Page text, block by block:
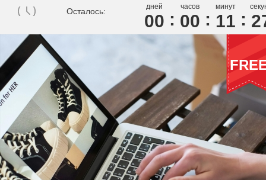
Осталось: дней
00
часов
00
минут
11 2